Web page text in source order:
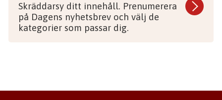
Skräddarsy ditt innehåll. Prenumerera
på Dagens nyhetsbrev och välj de
kategorier som passar dig.